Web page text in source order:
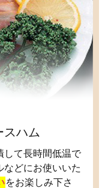
スハム
して長時間低温で
などにお使いいた
をお楽しみ下さ